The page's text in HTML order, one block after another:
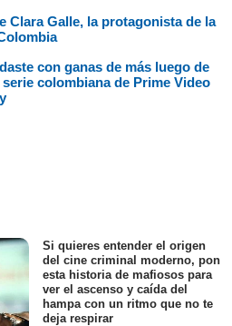
Clara Galle, la protagonista de la
con ganas de más luego de
colombiana de Prime Video
Si quieres entender el origen
del cine criminal moderno, pon
esta historia de mafiosos para
ver el ascenso y caída del
hampa con un ritmo que no te
deja respirar